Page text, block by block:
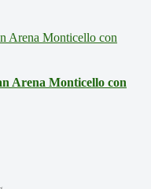
Arena Monticello con